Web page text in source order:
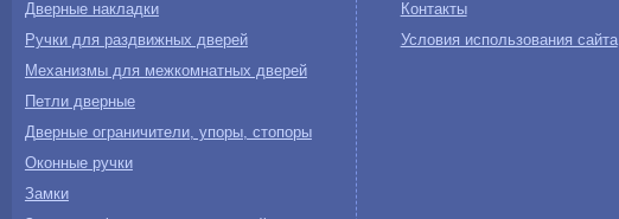
Дверные накладки
Ручки для раздвижных дверей
Механизмы для межкомнатных дверей
Петли дверные
Дверные ограничители, упоры, стопоры
Оконные ручки
Замки
Контакты
Условия использования сайта